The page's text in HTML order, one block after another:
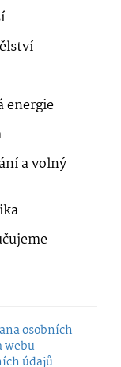
energie
a volný
osobních
webu
údajů